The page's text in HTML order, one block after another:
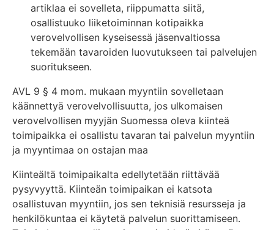
artiklaa ei sovelleta, riippumatta siitä,
osallistuuko liiketoiminnan kotipaikka
verovelvollisen kyseisessä jäsenvaltiossa
tekemään tavaroiden luovutukseen tai palvelujen
suoritukseen.
AVL 9 § 4 mom. mukaan myyntiin sovelletaan
käännettyä verovelvollisuutta, jos ulkomaisen
verovelvollisen myyjän Suomessa oleva kiinteä
toimipaikka ei osallistu tavaran tai palvelun myyntiin
ja myyntimaa on ostajan maa
Kiinteältä toimipaikalta edellytetään riittävää
pysyvyyttä. Kiinteän toimipaikan ei katsota
osallistuvan myyntiin, jos sen teknisiä resursseja ja
henkilökuntaa ei käytetä palvelun suorittamiseen.